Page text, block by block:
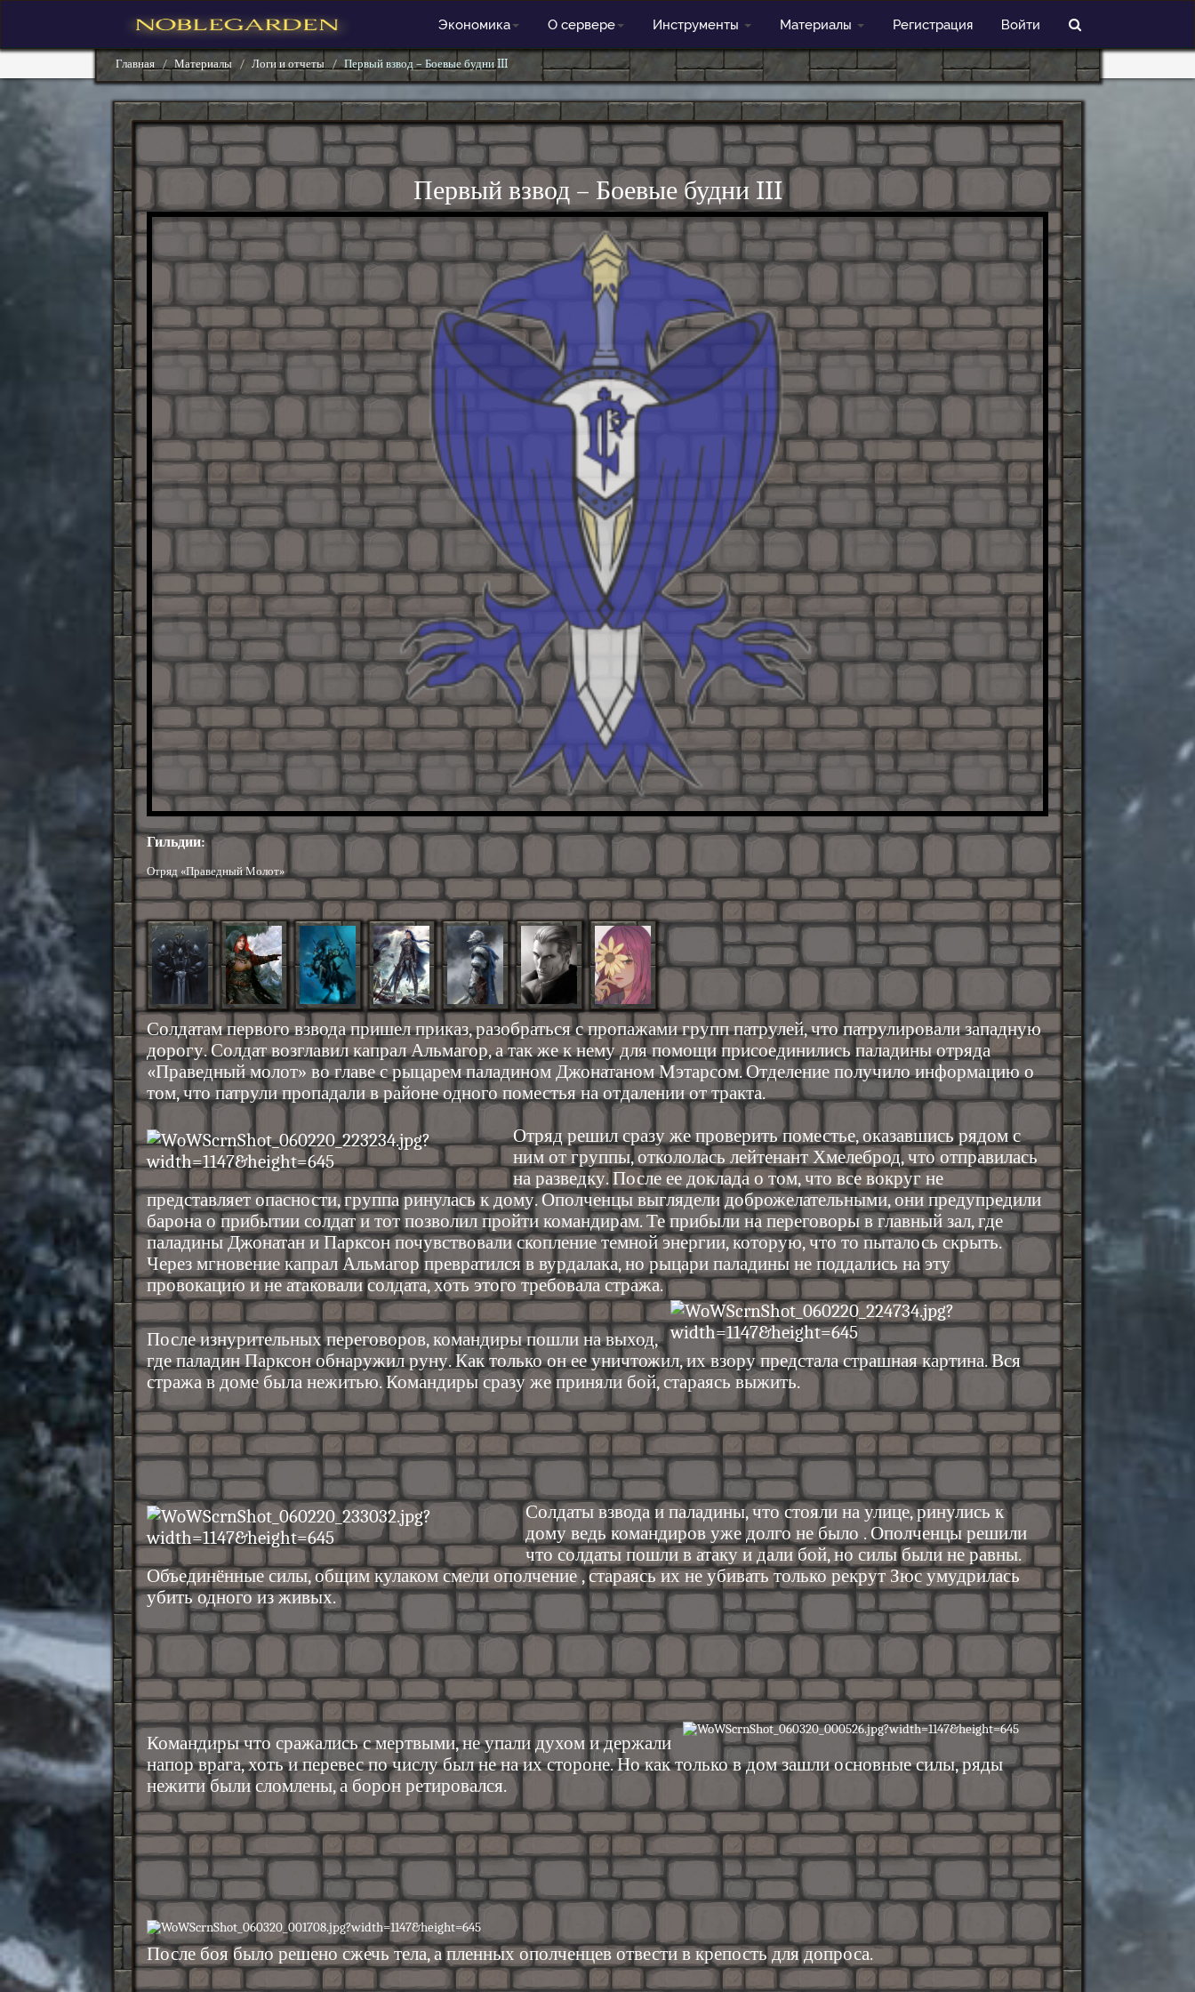
Экономика О сервере Инструменты Материалы Регистрация Войти
Главная Материалы Логи и отчеты Первый взвод – Боевые будни III
Первый взвод – Боевые будни III
Гильдии:
Отряд «Праведный Молот»
Солдатам первого взвода пришел приказ, разобраться с пропажами групп патрулей, что патрулировали западную
дорогу. Солдат возглавил капрал Альмагор, а так же к нему для помощи присоединились паладины отряда
«Праведный молот» во главе с рыцарем паладином Джонатаном Мэтарсом. Отделение получило информацию о
том, что патрули пропадали в районе одного поместья на отдалении от тракта.
Отряд решил сразу же проверить поместье, оказавшись рядом с
ним от группы, откололась лейтенант Хмелеброд, что отправилась
на разведку. После ее доклада о том, что все вокруг не
представляет опасности, группа ринулась к дому. Ополченцы выглядели доброжелательными, они предупредили
барона о прибытии солдат и тот позволил пройти командирам. Те прибыли на переговоры в главный зал, где
паладины Джонатан и Парксон почувствовали скопление темной энергии, которую, что то пыталось скрыть.
Через мгновение капрал Альмагор превратился в вурдалака, но рыцари паладины не поддались на эту
провокацию и не атаковали солдата, хоть этого требовала стража.
После изнурительных переговоров, командиры пошли на выход,
где паладин Парксон обнаружил руну. Как только он ее уничтожил, их взору предстала страшная картина. Вся
стража в доме была нежитью. Командиры сразу же приняли бой, стараясь выжить.
Солдаты взвода и паладины, что стояли на улице, ринулись к
дому ведь командиров уже долго не было . Ополченцы решили
что солдаты пошли в атаку и дали бой, но силы были не равны.
Объединённые силы, общим кулаком смели ополчение , стараясь их не убивать только рекрут Зюс умудрилась
убить одного из живых.
Командиры что сражались с мертвыми, не упали духом и держали
напор врага, хоть и перевес по числу был не на их стороне. Но как только в дом зашли основные силы, ряды
нежити были сломлены, а борон ретировался.
После боя было решено сжечь тела, а пленных ополченцев отвести в крепость для допроса.